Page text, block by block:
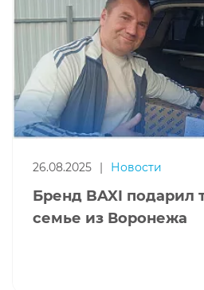
26.08.2025 | Новости
Бренд BAXI подарил
семье из Воронежа